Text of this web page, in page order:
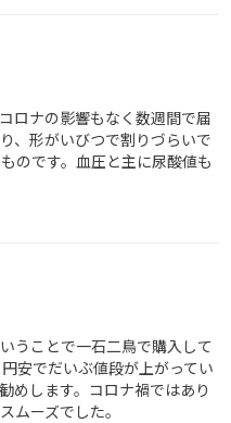
ロナの影響もなく数週間で届
、形がいびつで割りづらいで
のです。血圧と主に尿酸値も
うことで一石二鳥で購入して
安でだいぶ値段が上がってい
めします。コロナ禍ではあり
ムーズでした。